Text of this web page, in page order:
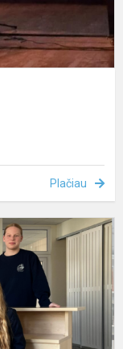
Plačiau